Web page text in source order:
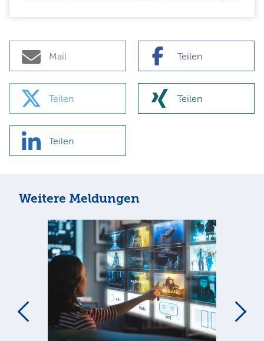
Mail Teilen
Teilen Teilen
Teilen
Weitere Meldungen